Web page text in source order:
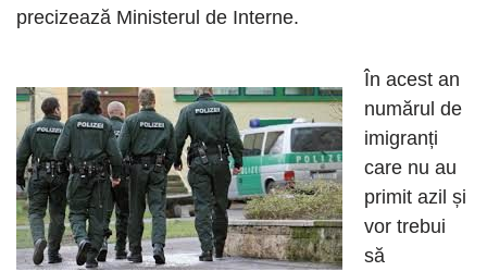
precizează Ministerul de Interne.
În acest an
numărul de
imigranți
care nu au
primit azil și
vor trebui
să